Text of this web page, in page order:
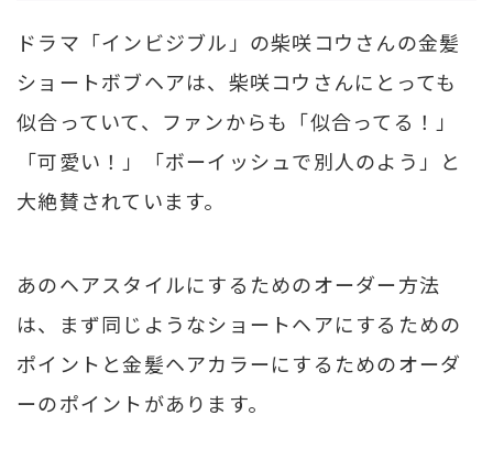
ドラマ「インビジブル」の柴咲コウさんの金髪
ショートボブヘアは、柴咲コウさんにとっても
似合っていて、ファンからも「似合ってる！」
「可愛い！」「ボーイッシュで別人のよう」と
大絶賛されています。
あのヘアスタイルにするためのオーダー方法
は、まず同じようなショートヘアにするための
ポイントと金髪ヘアカラーにするためのオーダ
ーのポイントがあります。